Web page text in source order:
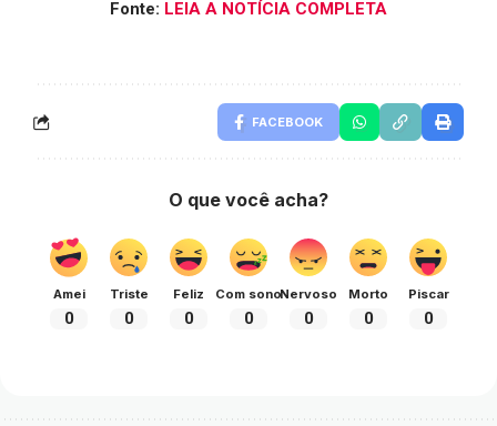
Fonte: LEIA A NOTÍCIA COMPLETA
FACEBOOK
O que você acha?
Amei
0
Triste
0
Feliz
0
Com sono
0
Nervoso
0
Morto
0
Piscar
0